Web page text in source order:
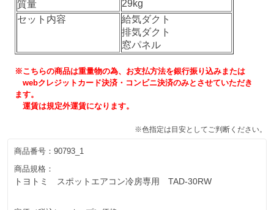
質量
29kg
セット内容
給気ダクト
排気ダクト
窓パネル
※こちらの商品は重量物の為、お支払方法を銀行振り込みまたは
webクレジットカード決済・コンビニ決済のみとさせていただき
ます。
運賃は規定外運賃になります。
※色指定は目安としてご判断ください。
商品番号： 90793_1
商品規格：
トヨトミ スポットエアコン冷房専用 TAD-30RW